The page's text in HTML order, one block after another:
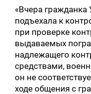
«Вчера
подъехала к
при проверке
выдаваемых
надлежащего
средствами,
он не
ходе общения с